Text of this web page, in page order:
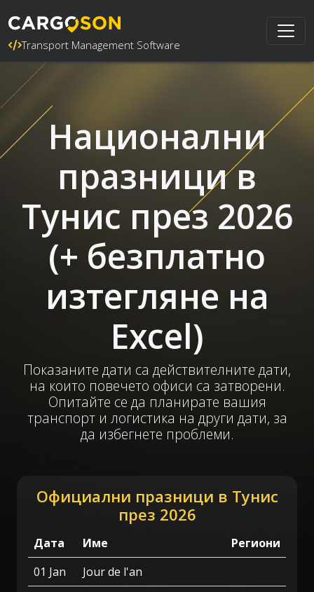
Transport Management Software
Национални
празници в
Тунис през 2026
(+ безплатно
изтегляне на
Excel)
Показаните дати са действителните дати,
на които повечето офиси са затворени.
Опитайте се да планирате вашия
транспорт и логистика на други дати, за
да избегнете проблеми.
Официални празници в Тунис
през 2026
Дата Име
Региони
01 Jan
Jour de l'an